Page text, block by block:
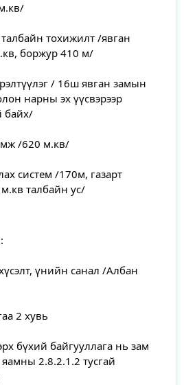
тохижилт /явган
боржур 410 м/
/ 16ш явган замын
нарны эх үүсвэрээр
байх/
/620 м.кв/
систем /170м, газарт
талбайн ус/
үнийн санал /Албан
2 хувь
бүхий байгууллага нь зам
2.8.2.1.2 тусгай